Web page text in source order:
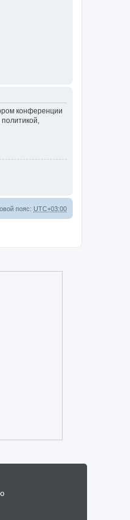
конференции
пояс: UTC+03:00